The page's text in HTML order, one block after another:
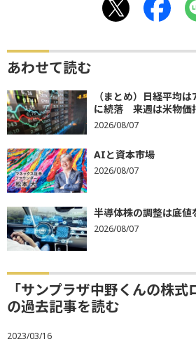
あわせて読む
（まとめ）日経平均
に続落 来週は米物価
2026/08/07
AIと資本市場
2026/08/07
半導体株の調整は底値
2026/08/07
「サンプラザ中野くんの株式
の過去記事を読む
2023/03/16